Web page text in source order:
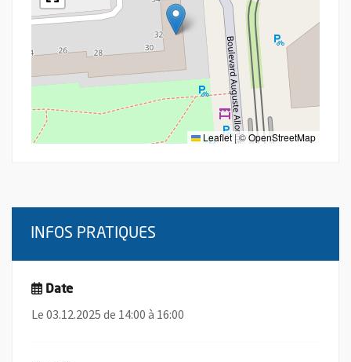
Leaflet |©OpenStreetMap
INFOS PRATIQUES
Date
Le 03.12.2025 de 14:00 à 16:00